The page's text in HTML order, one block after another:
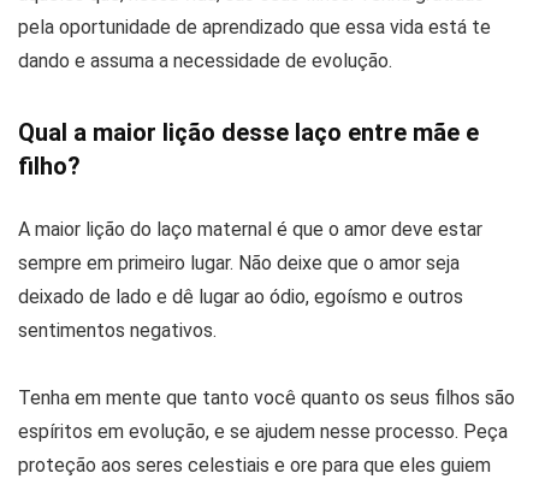
pela oportunidade de aprendizado que essa vida está te
dando e assuma a necessidade de evolução.
Qual a maior lição desse laço entre mãe e
filho?
A maior lição do laço maternal é que o amor deve estar
sempre em primeiro lugar. Não deixe que o amor seja
deixado de lado e dê lugar ao ódio, egoísmo e outros
sentimentos negativos.
Tenha em mente que tanto você quanto os seus filhos são
espíritos em evolução, e se ajudem nesse processo. Peça
proteção aos seres celestiais e ore para que eles guiem